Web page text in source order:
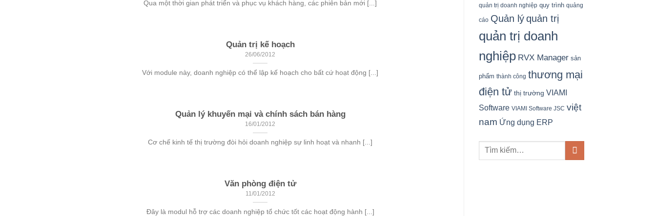
Qua một thời gian phát triển và phục vụ khách hàng, các phiên bản mới [...]
Quản trị kế hoạch
26/06/2012
Với module này, doanh nghiệp có thể lập kế hoạch cho bất cứ hoạt động [...]
Quản lý khuyến mại và chính sách bán hàng
16/01/2012
Cơ chế kinh tế thị trường đòi hỏi doanh nghiệp sự linh hoạt và nhanh [...]
Văn phòng điện tử
11/01/2012
Đây là modul hỗ trợ các doanh nghiệp tổ chức tốt các hoạt động hành [...]
quản trị doanh nghiệp quy trình quảng
cáo Quản lý quản trị
quản trị doanh
nghiệp RVX Manager sản
phẩm thành công thương mại
điện tử thị trường VIAMI
Software VIAMI Software JSC việt
nam Ứng dụng ERP